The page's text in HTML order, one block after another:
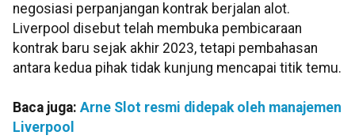
negosiasi perpanjangan kontrak berjalan alot.
Liverpool disebut telah membuka pembicaraan
kontrak baru sejak akhir 2023, tetapi pembahasan
antara kedua pihak tidak kunjung mencapai titik temu.
Baca juga: Arne Slot resmi didepak oleh manajemen
Liverpool